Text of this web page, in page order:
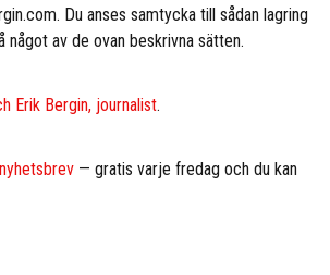
Du anses samtycka till sådan lagring
något av de ovan beskrivna sätten.
Erik Bergin, journalist.
— gratis varje fredag och du kan